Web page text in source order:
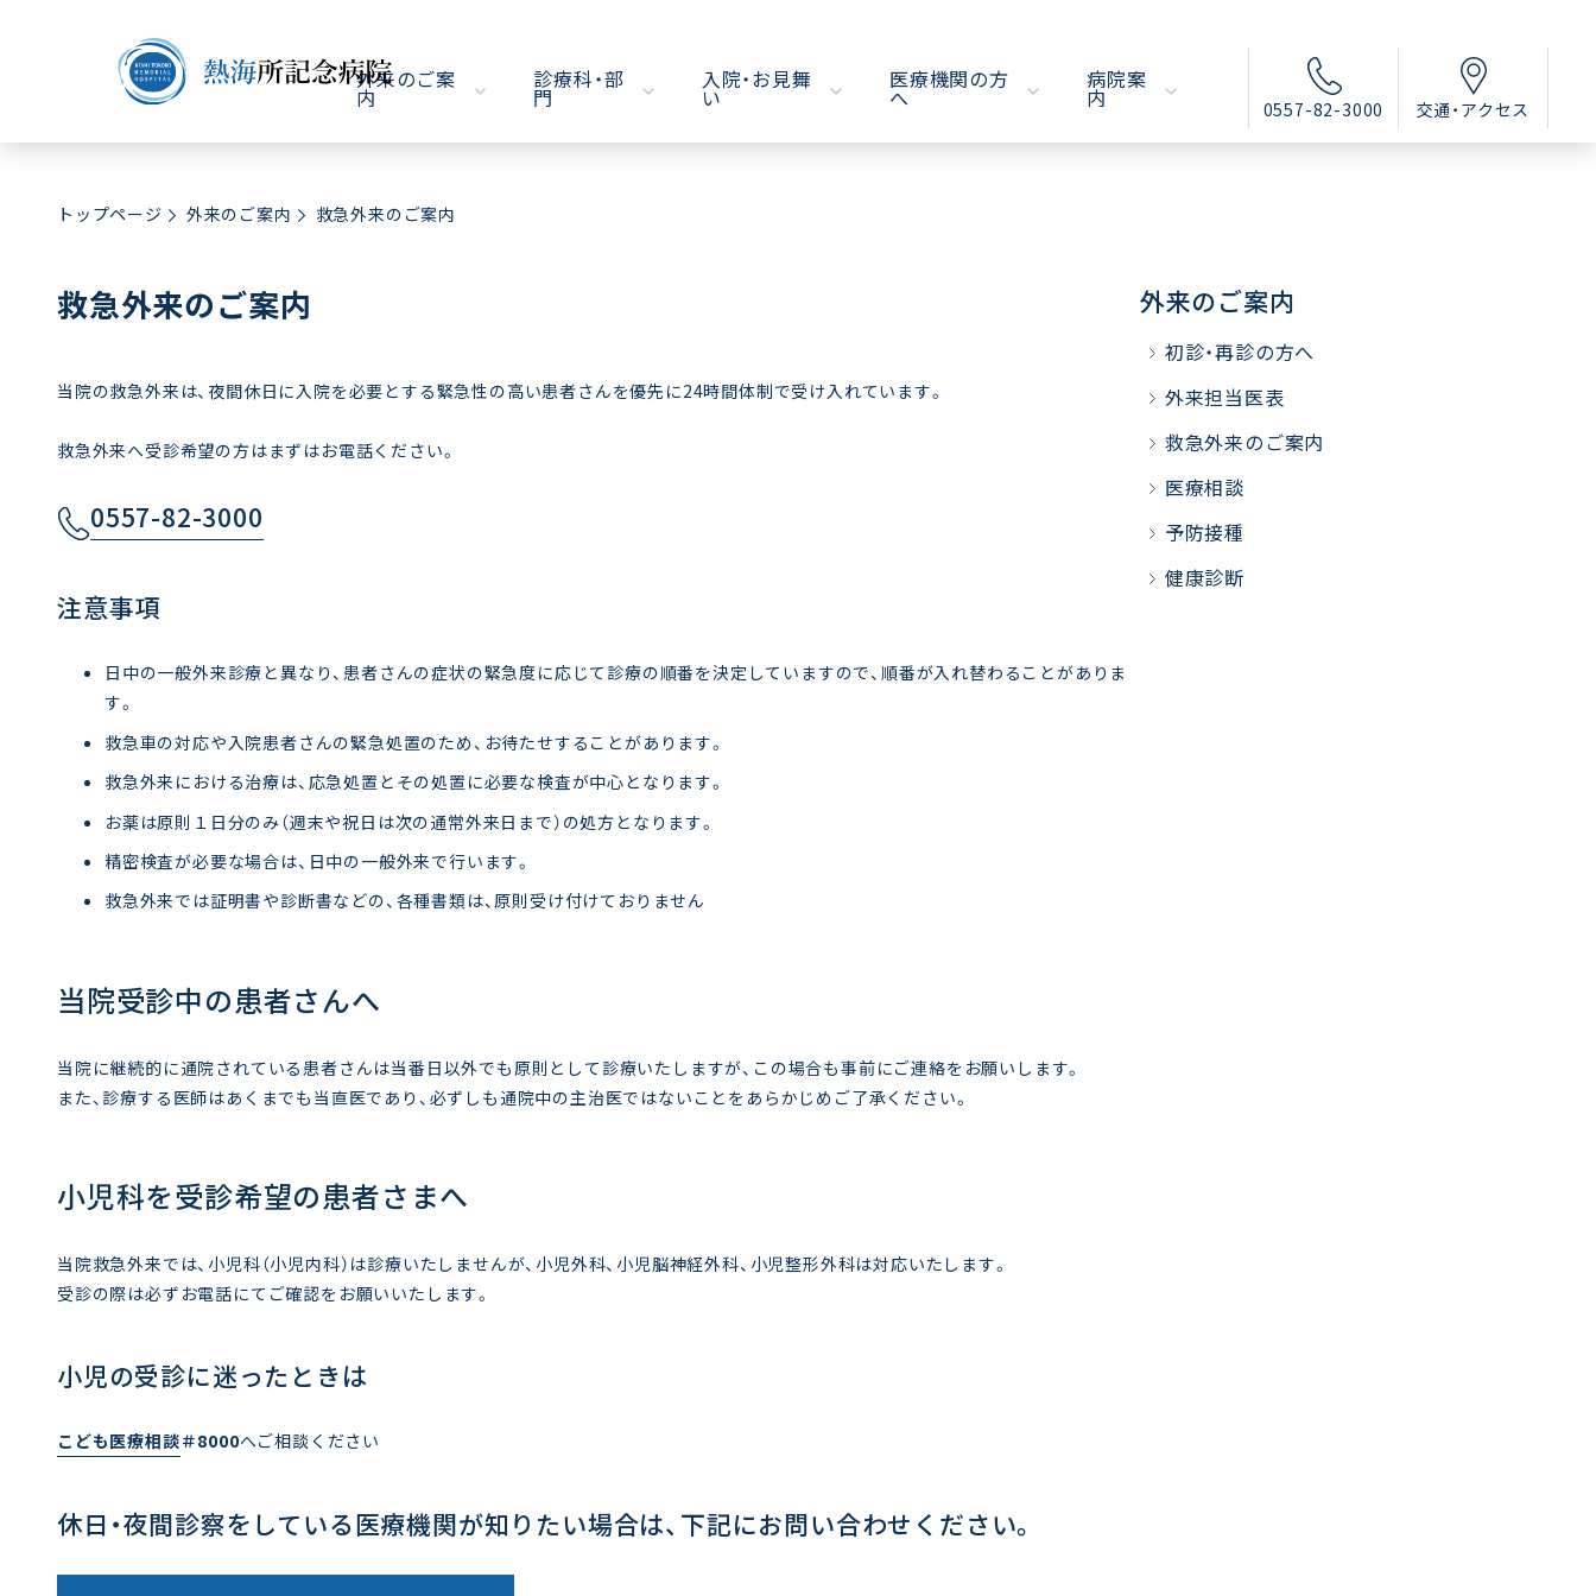
外来のご案
内
診療科・部
門
入院・お見舞
い
医療機関の方
へ
病院案
内 0557-82-3000 交通・アクセス
トップページ 外来のご案内 救急外来のご案内
救急外来のご案内
当院の救急外来は、夜間休日に入院を必要とする緊急性の高い患者さんを優先に24時間体制で受け入れています。
救急外来へ受診希望の方はまずはお電話ください。
0557-82-3000
注意事項
日中の一般外来診療と異なり、患者さんの症状の緊急度に応じて診療の順番を決定していますので、順番が入れ替わることがありま
す。
救急車の対応や入院患者さんの緊急処置のため、お待たせすることがあります。
救急外来における治療は、応急処置とその処置に必要な検査が中心となります。
お薬は原則１日分のみ（週末や祝日は次の通常外来日まで）の処方となります。
精密検査が必要な場合は、日中の一般外来で行います。
救急外来では証明書や診断書などの、各種書類は、原則受け付けておりません
当院受診中の患者さんへ
当院に継続的に通院されている患者さんは当番日以外でも原則として診療いたしますが、この場合も事前にご連絡をお願いします。
また、診療する医師はあくまでも当直医であり、必ずしも通院中の主治医ではないことをあらかじめご了承ください。
小児科を受診希望の患者さまへ
当院救急外来では、小児科（小児内科）は診療いたしませんが、小児外科、小児脳神経外科、小児整形外科は対応いたします。
受診の際は必ずお電話にてご確認をお願いいたします。
小児の受診に迷ったときは
こども医療相談＃8000へご相談ください
休日・夜間診察をしている医療機関が知りたい場合は、下記にお問い合わせください。
外来のご案内
初診・再診の方へ
外来担当医表
救急外来のご案内
医療相談
予防接種
健康診断